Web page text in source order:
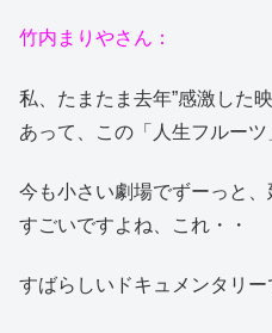
竹内まりやさん：
私、たまたま去年”感激した
あって、この「人生フルーツ
今も小さい劇場でずーっと、
すごいですよね、これ・・
すばらしいドキュメンタリー